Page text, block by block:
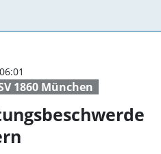
1860 München